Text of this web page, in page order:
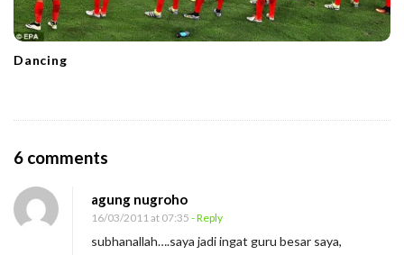
Dancing
6 comments
A
agung nugroho
16/03/2011 at 07:35 - Reply
subhanallah….saya jadi ingat guru besar saya,